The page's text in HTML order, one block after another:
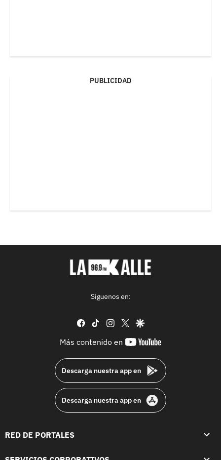
PUBLICIDAD
Síguenos en:
facebook
tiktok instagram
twittergoogle
Más contenido en
youtube-
Descarga nuestra app en
Descarga nuestra app en
RED DE PORTALES